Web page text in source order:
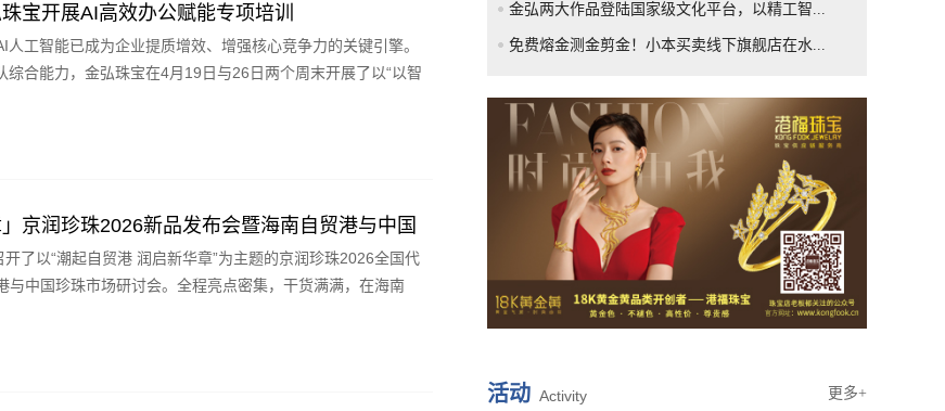
宝开展AI高效办公赋能专项培训
工智能已成为企业提质增效、增强核心竞争力的关键引擎。
综合能力，金弘珠宝在4月19日与26日两个周末开展了以“以智
京润珍珠2026新品发布会暨海南自贸港与中国
了以“潮起自贸港 润启新华章”为主题的京润珍珠2026全国代
与中国珍珠市场研讨会。全程亮点密集，干货满满，在海南
金弘两大作品登陆国家级文化平台，以精工智...
免费熔金测金剪金！小本买卖线下旗舰店在水...
活动 Activity 更多+